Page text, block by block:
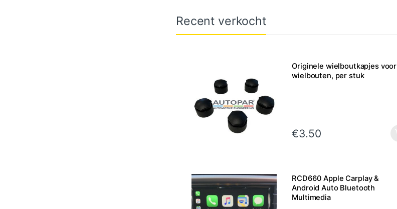
Recent verkocht
Originele wielboutkapjes voor
wielbouten, per stuk
€3.50
RCD660 Apple Carplay &
Android Auto Bluetooth
Multimedia